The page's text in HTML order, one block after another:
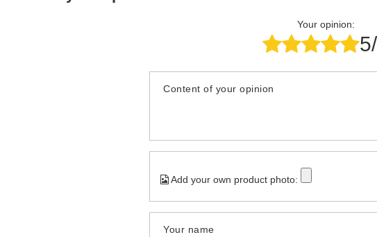
Your opinion:
Content of your opinion
Add your own product photo:
Your name